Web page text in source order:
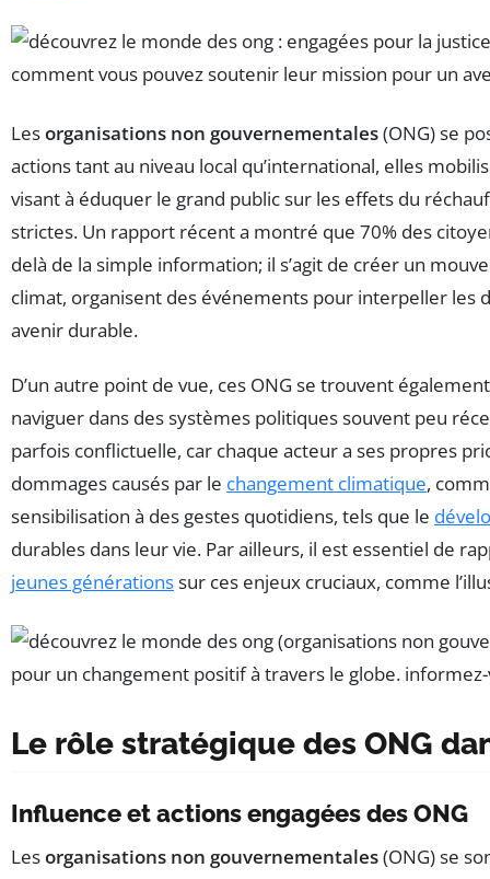
Lesorganisations non gouvernementales(ONG) se
actions tant au niveau local qu’international, elles
visant à éduquer le grand public sur les effets du
strictes. Un rapport récent a montré que 70% des
delà de la simple information; il s’agit de créer un
climat, organisent des événements pour interpeller les
avenir durable.
D’un autre point de vue, ces ONG se trouvent
naviguer dans des systèmes politiques souvent peu
parfois conflictuelle, car chaque acteur a ses propres
dommages causés par le changement climatique,
sensibilisation à des gestes quotidiens, tels que le
durables dans leur vie. Par ailleurs, il est essentiel de
jeunes générationssur ces enjeux cruciaux, comme
Le rôle stratégique des ONG
Influence et actions engagées des ONG
Lesorganisations non gouvernementales(ONG) se